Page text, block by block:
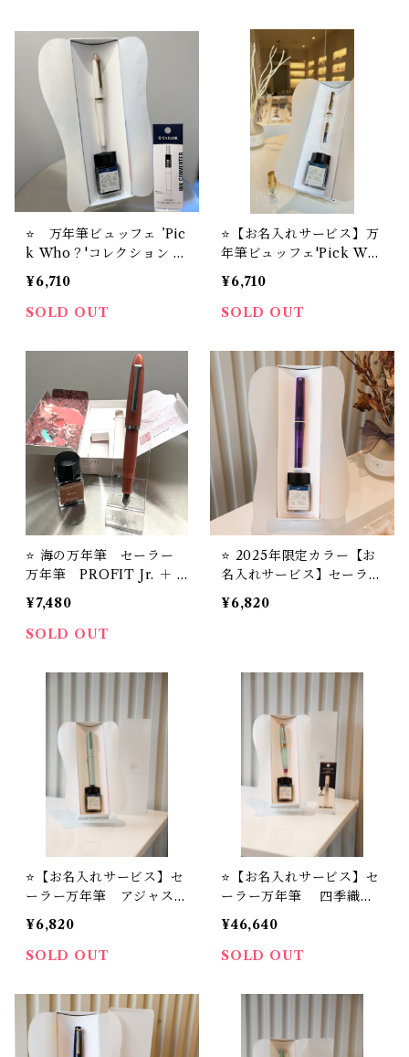
入れサービス】
入れサービス】
⭐️ 万年筆ビュッフェ ’Pic
k Who？'コレクション Y
UA【お名入れサービス】
＋ STYLE OF LABオリ
ジナル万年筆インク #24
ター(ブラック）
¥6,710
SOLD OUT
⭐️【お名入れサービス】万
年筆ビュッフェ'Pick Wh
o?'コレクション「ゴール
ドトリム・オールスケルト
ンモデル」＋ セーラー万
ー（ゴールドパック）＋
STYLE OF LAB オリジ
ナル万年筆インク '＃24'
¥6,710
SOLD OUT
⭐️ 海の万年筆 セーラー
万年筆 PROFIT Jr. ＋ 1
0 Sybash
¥7,480
SOLD OUT
⭐️ 2025年限定カラー【お
名入れサービス】セーラー
万年筆 アジャスト万年
筆 'TUZU' ＋ STYLE
¥6,820
⭐️【お名入れサービス】セ
ーラー万年筆 アジャスト
万年筆 TUZU ＋ ST
YLE OF LABオリジナル
万年筆インク #24 セッ
¥6,820
SOLD OUT
⭐️【お名入れサービス】セ
ーラー万年筆 四季織万
年筆 「雨音」シリーズ
＋ STYLE OF LABオリ
ジナル万年筆インク ＃24
コンバーター（ナチュラ
¥46,640
SOLD OUT